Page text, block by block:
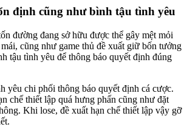
định cũng như bình tậu tình yêu
đường đang sở hữu được thể gây mệt mỏi
cũng như game thủ đề xuất giữ bốn tưởng
tậu tình yêu để thông báo quyết định đúng
yêu chi phối thông báo quyết định cá cược.
chế thiết lập quá hưng phấn cũng như đặt
Khi lose, đề xuất hạn chế thiết lập vậy gỡ